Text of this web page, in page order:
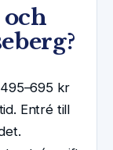
kr
Entré till